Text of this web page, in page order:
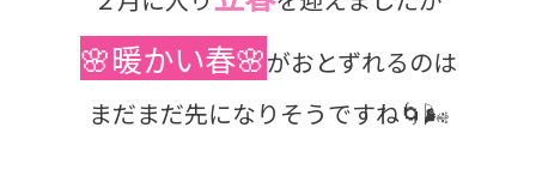
🌸暖かい春🌸がおとずれるのは
まだまだ先になりそうですね🌀🌬️